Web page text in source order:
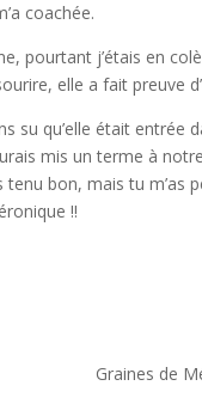
coachée.
pourtant j’étais en
elle a fait preuve
su qu’elle était entrée
mis un terme à
bon, mais tu m’as
!!
Graines de